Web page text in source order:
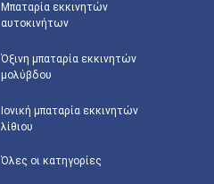
Μπαταρία εκκινητών
αυτοκινήτων
Όξινη μπαταρία εκκινητών
μολύβδου
Ιονική μπαταρία εκκινητών
λίθιου
Όλες οι κατηγορίες